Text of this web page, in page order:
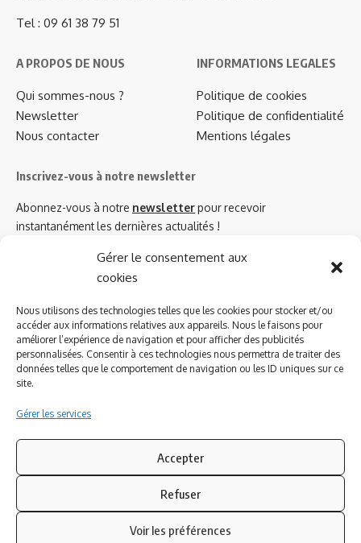
Gérer le consentement aux
cookies
Nous utilisons des technologies telles que les cookies pour stocker et/ou
accéder aux informations relatives aux appareils. Nous le faisons pour
améliorer l’expérience de navigation et pour afficher des publicités
personnalisées. Consentir à ces technologies nous permettra de traiter des
données telles que le comportement de navigation ou les ID uniques sur ce
site.
Gérer les services
Accepter
Refuser
Voir les préférences
Tel : 09 61 38 79 51
A PROPOS DE NOUS
Qui sommes-nous ?
Newsletter
Nous contacter
INFORMATIONS LEGALES
Politique de cookies
Politique de confidentialité
Mentions légales
Inscrivez-vous à notre newsletter
Abonnez-vous à notre newsletterpour recevoir
instantanément les dernières actualités !
Azinat.com TV soutient
Suivez-nous